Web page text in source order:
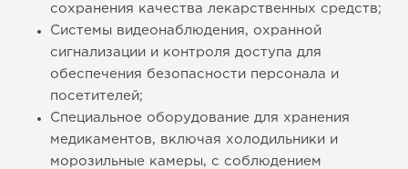
сохранения качества лекарственных средств;
Системы видеонаблюдения, охранной
сигнализации и контроля доступа для
обеспечения безопасности персонала и
посетителей;
Специальное оборудование для хранения
медикаментов, включая холодильники и
морозильные камеры, с соблюдением